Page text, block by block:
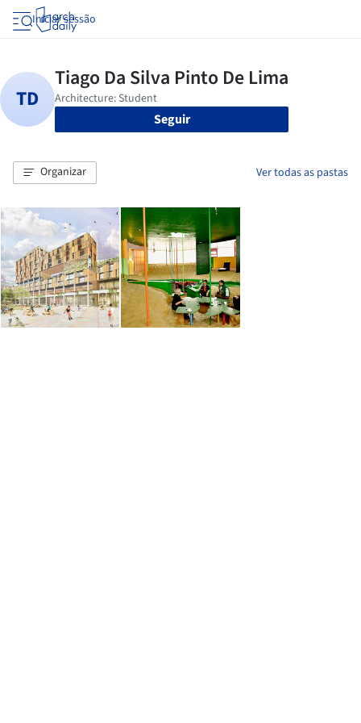
Iniciar sessão
Seguir
Organizar Ver todas as pastas